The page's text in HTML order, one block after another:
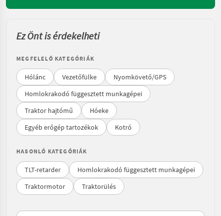
Ez Önt is érdekelheti
MEGFELELŐ KATEGÓRIÁK
Hólánc Vezetőfülke
Nyomkövető/GPS
Homlokrakodó függesztett munkagépei
Traktor hajtómű
Hóeke
Egyéb erőgép tartozékok
Kotró
HASONLÓ KATEGÓRIÁK
TLT-retarder
Homlokrakodó függesztett munkagépei
Traktormotor
Traktorülés